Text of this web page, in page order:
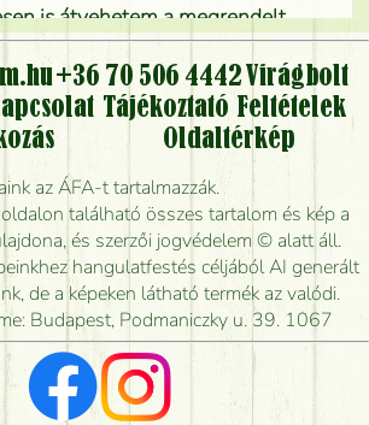
is átvehetem a megrendelt
csak virágküldéssel, kiszállítással
kérhető?
is lehet rendelni?
virágküldést úgy, hogy még ma
kiszállítsák?
tudják elkészíteni a csokrot, és
leghamarabb kiszállítani?
keresek, van önöknél?
kapok a virágküldésről?
+36 70 506 4442 Virágbolt
Tájékoztató Feltételek
Oldaltérkép
az ÁFA-t tartalmazzák.
található összes tartalom és kép a
és szerzői jogvédelem © alatt áll.
hangulatfestés céljából AI generált
de a képeken látható termék az valódi.
Budapest, Podmaniczky u. 39. 1067